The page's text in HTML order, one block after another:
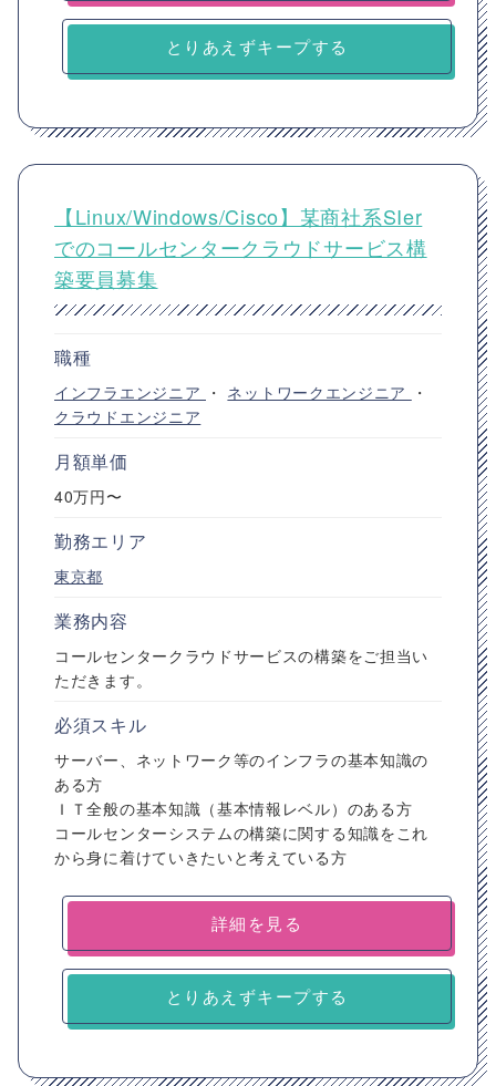
とりあえずキープする
【Linux/Windows/Cisco】某商社系SIer
でのコールセンタークラウドサービス構
築要員募集
職種
インフラエンジニア ・ ネットワークエンジニア
・
クラウドエンジニア
月額単価
40万円〜
勤務エリア
東京都
業務内容
コールセンタークラウドサービスの構築をご担当い
ただきます。
必須スキル
サーバー、ネットワーク等のインフラの基本知識の
ある方
ＩＴ全般の基本知識（基本情報レベル）のある方
コールセンターシステムの構築に関する知識をこれ
から身に着けていきたいと考えている方
詳細を見る
とりあえずキープする